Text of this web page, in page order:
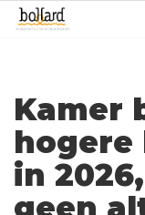
Kamer
hogere
in
geen